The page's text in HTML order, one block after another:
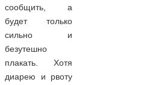
сообщить, а
будет только
сильно и
безутешно
плакать. Хотя
диарею и рвоту